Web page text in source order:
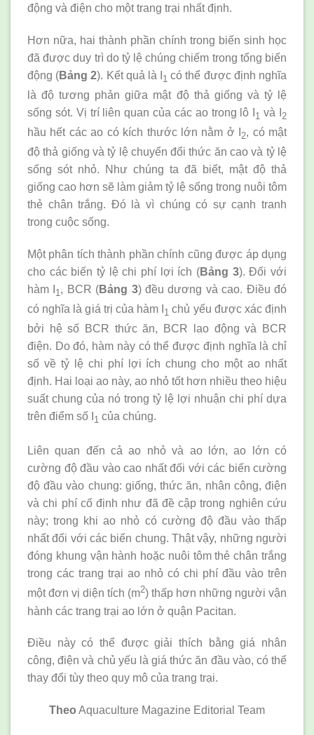
động và điện cho một trang trại nhất định.
Hơn nữa, hai thành phần chính trong biến sinh học
đã được duy trì do tỷ lệ chúng chiếm trong tổng biến
động (Bảng 2). Kết quả là I 1 có thể được định nghĩa
là độ tương phản giữa mật độ thả giống và tỷ lệ
sống sót. Vị trí liên quan của các ao trong lô I
1 và I 2
hầu hết các ao có kích thước lớn nằm ở I 2, có mật
độ thả giống và tỷ lệ chuyển đổi thức ăn cao và tỷ lệ
sống sót nhỏ. Như chúng ta đã biết, mật độ thả
giống cao hơn sẽ làm giảm tỷ lệ sống trong nuôi tôm
thẻ chân trắng. Đó là vì chúng có sự cạnh tranh
trong cuộc sống.
Một phân tích thành phần chính cũng được áp dụng
cho các biến tỷ lệ chi phí lợi ích (Bảng 3). Đối với
hàm I
1, BCR (Bảng 3) đều dương và cao. Điều đó
có nghĩa là giá trị của hàm I 1 chủ yếu được xác định
bởi hệ số BCR thức ăn, BCR lao động và BCR
điện. Do đó, hàm này có thể được định nghĩa là chỉ
số về tỷ lệ chi phí lợi ích chung cho một ao nhất
định. Hai loại ao này, ao nhỏ tốt hơn nhiều theo hiệu
suất chung của nó trong tỷ lệ lợi nhuận chi phí dựa
trên điểm số I 1 của chúng.
Liên quan đến cả ao nhỏ và ao lớn, ao lớn có
cường độ đầu vào cao nhất đối với các biến cường
độ đầu vào chung: giống, thức ăn, nhân công, điện
và chi phí cố định như đã đề cập trong nghiên cứu
này; trong khi ao nhỏ có cường độ đầu vào thấp
nhất đối với các biến chung. Thật vậy, những người
đóng khung vận hành hoặc nuôi tôm thẻ chân trắng
trong các trang trại ao nhỏ có chi phí đầu vào trên
một đơn vị diện tích (m2) thấp hơn những người vận
hành các trang trại ao lớn ở quận Pacitan.
Điều này có thể được giải thích bằng giá nhân
công, điện và chủ yếu là giá thức ăn đầu vào, có thể
thay đổi tùy theo quy mô của trang trại.
Theo Aquaculture Magazine Editorial Team